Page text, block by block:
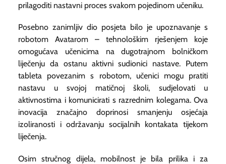
prilagoditi nastavni proces svakom pojedinom učeniku.
Posebno zanimljiv dio posjeta bilo je upoznavanje s
robotom Avatarom – tehnološkim rješenjem koje
omogućava učenicima na dugotrajnom bolničkom
liječenju da ostanu aktivni sudionici nastave. Putem
tableta povezanim s robotom, učenici mogu pratiti
nastavu u svojoj matičnoj školi, sudjelovati u
aktivnostima i komunicirati s razrednim kolegama. Ova
inovacija značajno doprinosi smanjenju osjećaja
izoliranosti i održavanju socijalnih kontakata tijekom
liječenja.
Osim stručnog dijela, mobilnost je bila prilika i za